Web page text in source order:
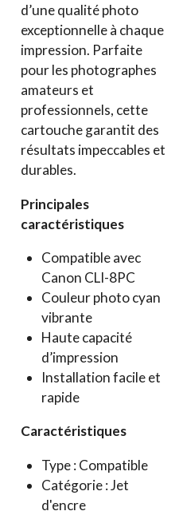
d’une qualité photo
exceptionnelle à chaque
impression. Parfaite
pour les photographes
amateurs et
professionnels, cette
cartouche garantit des
résultats impeccables et
durables.
Principales
caractéristiques
Compatible avec
Canon CLI-8PC
Couleur photo cyan
vibrante
Haute capacité
d’impression
Installation facile et
rapide
Caractéristiques
Type : Compatible
Catégorie : Jet
d'encre